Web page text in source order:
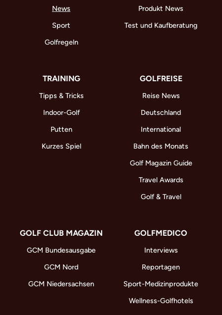
News
Sport
Golfregeln
Produkt News
Test und Kaufberatung
TRAINING
Tipps & Tricks
Indoor-Golf
Putten
Kurzes Spiel
GOLFREISE
Reise News
Deutschland
International
Bahn des Monats
Golf Magazin Guide
Travel Awards
Golf & Travel
GOLF CLUB MAGAZIN
GCM Bundesausgabe
GCM Nord
GCM Niedersachsen
GOLFMEDICO
Interviews
Reportagen
Sport-Medizinprodukte
Wellness-Golfhotels